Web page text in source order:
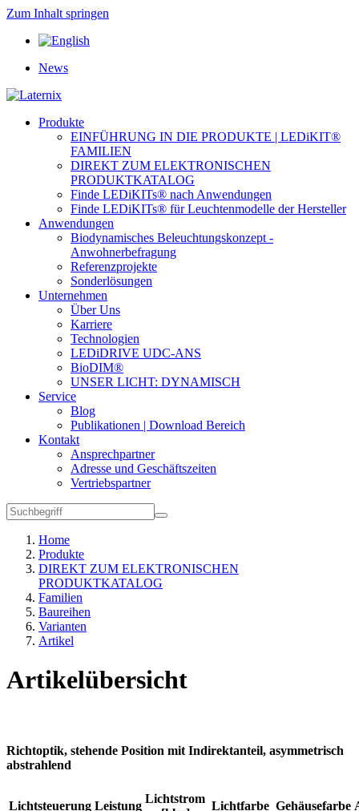
Zum Inhalt springen
News
Produkte
EINFÜHRUNG IN DIE PRODUKTE | LEDiKIT®
FAMILIEN
DIREKT ZUM ELEKTRONISCHEN
PRODUKTKATALOG
Finde LEDiKITs® nach Anwendungen
Finde LEDiKITs® für Leuchtenmodelle der Hersteller
Anwendungen
Biodynamisches Beleuchtungskonzept -
Anwohnerbefragung
Referenzprojekte
Sonderlösungen
Unternehmen
Über Uns
Karriere
Technologien
LEDiDRIVE UDC-ANS
BioDIM®
UNSER LICHT: DYNAMISCH
Service
Blog
Publikationen | Download Bereich
Kontakt
Ansprechpartner
Adresse und Geschäftszeiten
Vertriebspartner
Home
Produkte
DIREKT ZUM ELEKTRONISCHEN
PRODUKTKATALOG
Familien
Baureihen
Varianten
Artikel
Artikelübersicht
Richtoptik, stehende Position mit Indirektanteil, asymmetrisch
abstrahlend
Lichtsteuerung Leistung
Lichtstrom
Lichtfarbe Gehäusefarbe